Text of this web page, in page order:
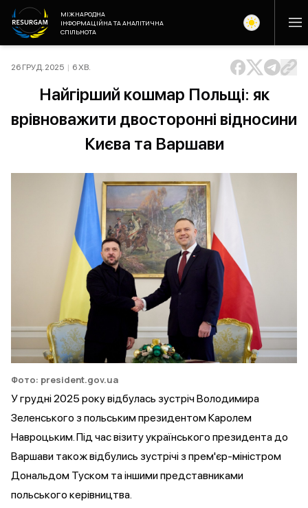
МІЖНАРОДНА
ІНФОРМАЦІЙНА ТА АНАЛІТИЧНА
СПІЛЬНОТА
26 ГРУД. 2025 | 6ХВ.
Найгірший кошмар Польщі: як
врівноважити двосторонні відносини
Києва та Варшави
Фото: president.gov.ua
У грудні 2025 рокувідбулась зустріч Володимира
Зеленського з польським президентом Каролем
Навроцьким. Під час візиту українського президента до
Варшави такожвідбулись зустрічі з прем'єр-міністром
Дональдом Туском та іншими представниками
польського керівництва.